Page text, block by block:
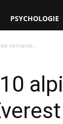
PSYCHOLOGIE
semaine...